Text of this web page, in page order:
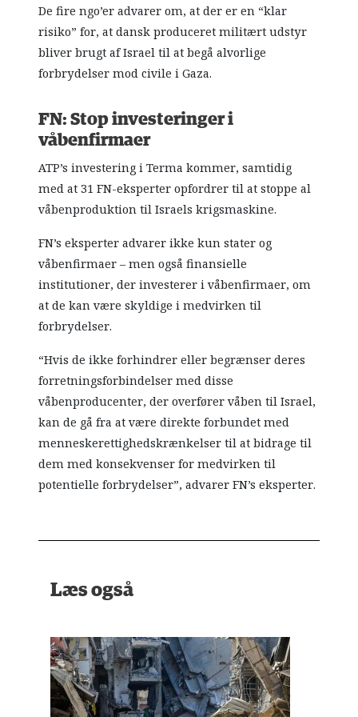
De fire ngo’er advarer om, at der er en “klar
risiko” for, at dansk produceret militært udstyr
bliver brugt af Israel til at begå alvorlige
forbrydelser mod civile i Gaza.
FN: Stop investeringer i
våbenfirmaer
ATP’s investering i Terma kommer, samtidig
med at 31 FN-eksperter opfordrer til at stoppe al
våbenproduktion til Israels krigsmaskine.
FN’s eksperter advarer ikke kun stater og
våbenfirmaer – men også finansielle
institutioner, der investerer i våbenfirmaer, om
at de kan være skyldige i medvirken til
forbrydelser.
“Hvis de ikke forhindrer eller begrænser deres
forretningsforbindelser med disse
våbenproducenter, der overfører våben til Israel,
kan de gå fra at være direkte forbundet med
menneskerettighedskrænkelser til at bidrage til
dem med konsekvenser for medvirken til
potentielle forbrydelser”, advarer FN’s eksperter.
Læs også